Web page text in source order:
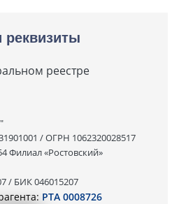
реестре
/ ОГРН 1062320028517
Филиал «Ростовский»
/ БИК 046015207
РТА 0008726